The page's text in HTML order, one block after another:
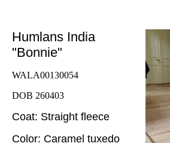
Humlans India
"Bonnie"
WALA00130054
DOB 260403
Coat: Straight fleece
Color: Caramel tuxedo